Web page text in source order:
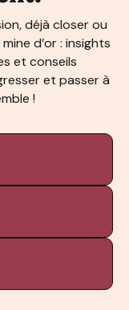
déjà closer ou
d’or : insights
et conseils
et passer à
!